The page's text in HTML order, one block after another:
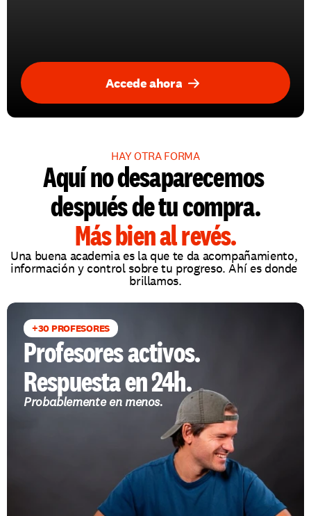
Accede ahora
HAY OTRA FORMA
Aquí no desaparecemos
después de tu compra.
Más bien al revés.
Una buena academia es la que te da acompañamiento,
información y control sobre tu progreso. Ahí es donde
brillamos.
+30 PROFESORES
Profesores activos.
Respuesta en 24h.
Probablemente en menos.